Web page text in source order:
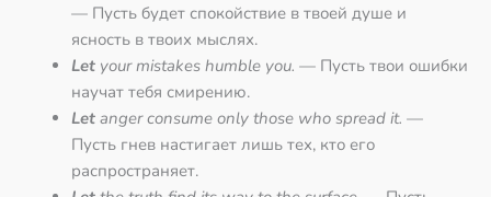
— Пусть будет спокойствие в твоей душе и
ясность в твоих мыслях.
Let your mistakes humble you. — Пусть твои ошибки
научат тебя смирению.
Let anger consume only those who spread it. —
Пусть гнев настигает лишь тех, кто его
распространяет.